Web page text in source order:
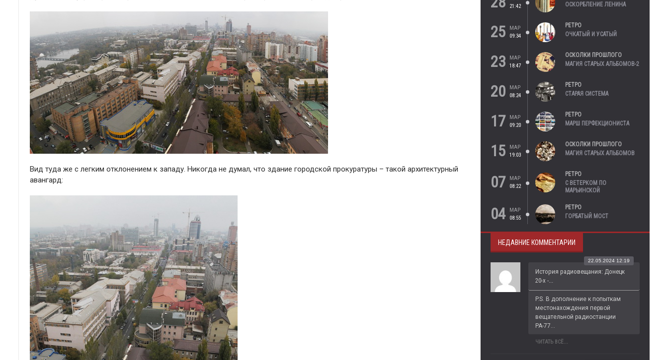
Вид туда же с легким отклонением к западу. Никогда не думал, что здание городской прокуратуры – такой архитектурный
авангард:
21:42
ОСКОРБЛЕНИЕ ЛЕНИНА
25
МАР
09:34
РЕТРО
ОЧКАТЫЙ И УСАТЫЙ
23
МАР
18:47
ОСКОЛКИ ПРОШЛОГО
МАГИЯ СТАРЫХ АЛЬБОМОВ-2
20
МАР
08:24
РЕТРО
СТАРАЯ СИСТЕМА
17
МАР
09:20
РЕТРО
МАРШ ПЕРФЕКЦИОНИСТА
15
МАР
19:03
ОСКОЛКИ ПРОШЛОГО
МАГИЯ СТАРЫХ АЛЬБОМОВ
07
МАР
08:22
РЕТРО
С ВЕТЕРКОМ ПО
МАРЬИНСКОЙ
04
МАР
08:55
РЕТРО
ГОРБАТЫЙ МОСТ
НЕДАВНИЕ КОММЕНТАРИИ
История радиовещания: Донецк
20-х -...
22.05.2024 12:19
P.S. В дополнение к попыткам
местонахождения первой
вещательной радиостанции
РА-77...
ЧИТАТЬ ВСЁ...